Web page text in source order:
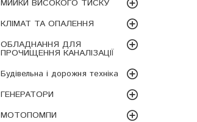
МИЙКИ ВИСОКОГО ТИСКУ
КЛІМАТ ТА ОПАЛЕННЯ
ОБЛАДНАННЯ ДЛЯ
ПРОЧИЩЕННЯ КАНАЛІЗАЦІЇ
Будівельна і дорожня техніка
ГЕНЕРАТОРИ
МОТОПОМПИ